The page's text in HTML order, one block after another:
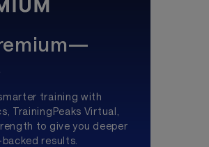
training with
TrainingPeaks Virtual,
to give you deeper
results.